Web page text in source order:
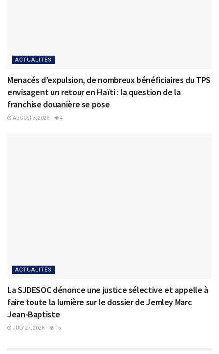
ACTUALITÉS
Menacés d’expulsion, de nombreux bénéficiaires du TPS
envisagent un retour en Haïti : la question de la
franchise douanière se pose
AUGUST 3, 2026 4
ACTUALITÉS
La SJDESOC dénonce une justice sélective et appelle à
faire toute la lumière sur le dossier de Jemley Marc
Jean-Baptiste
JULY 27, 2026 15